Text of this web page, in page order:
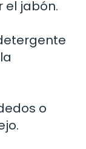
el jabón.
o